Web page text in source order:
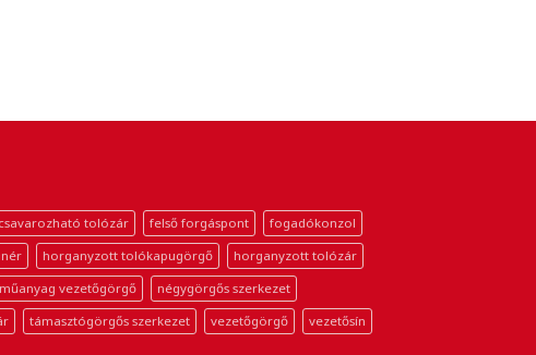
csavarozható tolózár felső forgáspont
fogadókonzol
horganyzott tolókapugörgő
horganyzott tolózár
műanyag vezetőgörgő
négygörgős szerkezet
támasztógörgős szerkezet vezetőgörgő
vezetősín